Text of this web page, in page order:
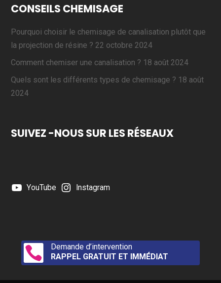
CONSEILS CHEMISAGE
Pourquoi choisir le chemisage de canalisation plutôt que
la projection de résine ? 22 octobre 2024
Comment chemiser une canalisation ? 18 août 2024
Quels sont les différents types de chemisage ? 18 août
2024
SUIVEZ -NOUS SUR LES RÉSEAUX
YouTube Instagram

Demande d’intervention
RAPPEL GRATUIT ET IMMÉDIAT